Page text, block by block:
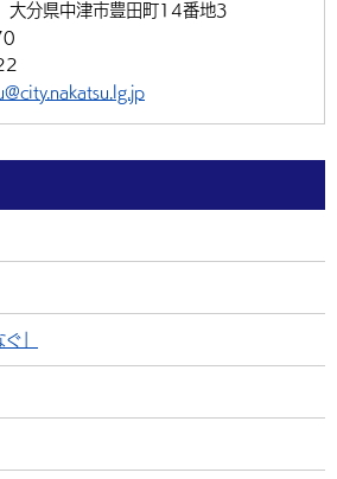
分県中津市豊田町14番地3
」